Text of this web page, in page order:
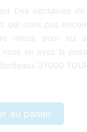
Des centaines
qui n’ont pas
mieux pour les
en avez la
37000
au panier